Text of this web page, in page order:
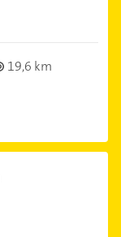
19,6 km